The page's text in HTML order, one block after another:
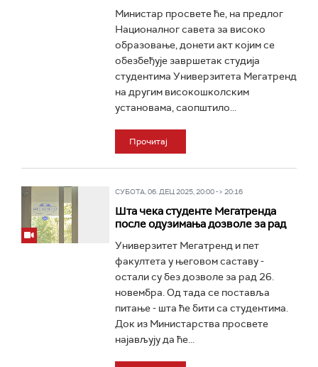
Министар просвете ће, на предлог
Националног савета за високо
образовање, донети акт којим се
обезбеђује завршетак студија
студентима Универзитета Мегатренд
на другим високошколским
установама, саопштило...
Прочитај
СУБОТА, 06. ДЕЦ 2025, 20:00 -> 20:16
Шта чека студенте Мегатренда
после одузимања дозволе за рад
Универзитет Мегатренд и пет
факултета у његовом саставу -
остали су без дозволе за рад 26.
новембра. Од тада се поставља
питање - шта ће бити са студентима.
Док из Министарства просвете
најављују да ће...